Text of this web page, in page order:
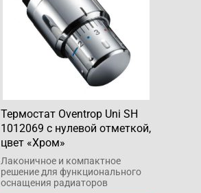
Термостат Oventrop Uni SH
1012069 с нулевой отметкой,
цвет «Хром»
Лаконичное и компактное
решение для функционального
оснащения радиаторов